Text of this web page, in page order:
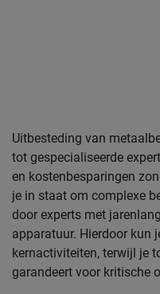
Uitbesteding van
tot gespecialiseerde
en kostenbesparingen
je in staat om complexe
door experts met
apparatuur. Hierdoor kun
kernactiviteiten, terwijl je
garandeert voor kritische